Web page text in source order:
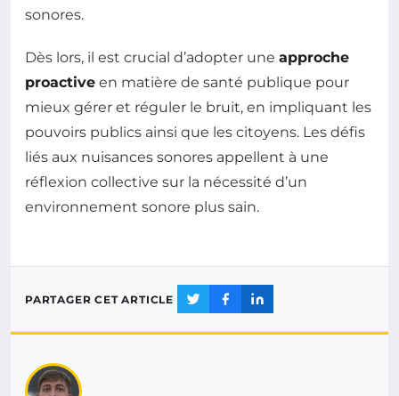
sonores.
Dès lors, il est crucial d’adopter une approche
proactive en matière de santé publique pour
mieux gérer et réguler le bruit, en impliquant les
pouvoirs publics ainsi que les citoyens. Les défis
liés aux nuisances sonores appellent à une
réflexion collective sur la nécessité d’un
environnement sonore plus sain.
PARTAGER CET ARTICLE